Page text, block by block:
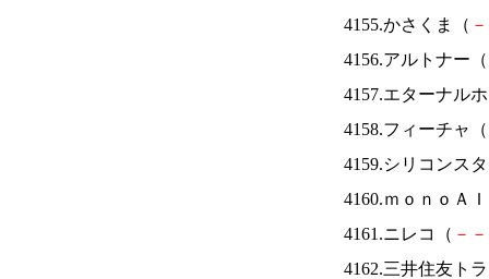
4155.かさくま（ －
4156.アルトナー（
4157.エターナル
4158.フィーチャ（
4159.シリコンス
4160.ｍｏｎｏＡ
4161.ニレコ（ － －
4162.三井住友ト